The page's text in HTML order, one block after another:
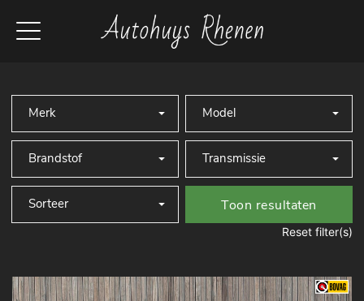
Toon resultaten
Reset filter(s)